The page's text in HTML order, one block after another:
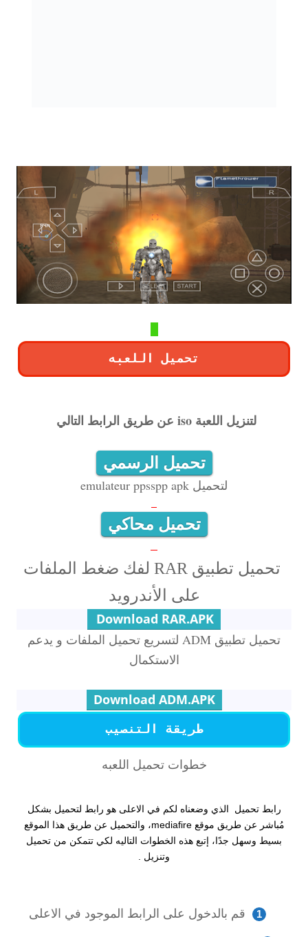
تحميل اللعبه
لتنزيل اللعبة iso عن طريق الرابط التالي
تحميل الرسمي
لتحميل emulateur ppsspp apk
تحميل محاكي
تحميل تطبيق RAR لفك ضغط الملفات
على الأندرويد
Download RAR.APK
تحميل تطبيق ADM لتسريع تحميل الملفات و يدعم
الاستكمال
Download ADM.APK
طريقة التنصيب
خطوات تحميل اللعبه
رابط تحميل الذي وضعناه لكم في الاعلى هو رابط لتحميل بشكل
مُباشر عن طريق موقع mediafire، والتحميل عن طريق هذا الموقع
بسيط وسهل جدًا، إتبع هذه الخطوات التاليه لكي تتمكن من تحميل
وتنزيل .
قم بالدخول على الرابط الموجود في الاعلى